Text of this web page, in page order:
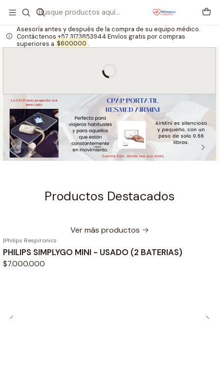
Asesoría antes y después de la compra de su equipo médico.
Contáctenos +57 3173853944 Envíos gratis por compras
superiores a $600.000 .
Productos Destacados
Ver más productos
No disponible
|Philips Respironics
PHILIPS SIMPLYGO MINI - USADO (2 BATERIAS)
$7.000.000